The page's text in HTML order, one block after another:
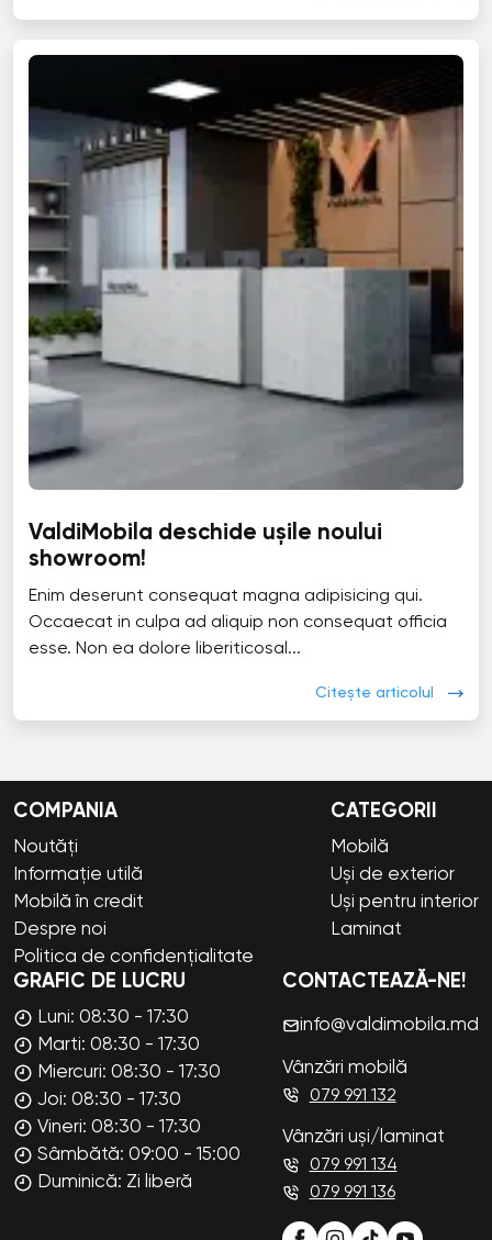
ValdiMobila deschide ușile noului
showroom!
Enim deserunt consequat magna adipisicing qui.
Occaecat in culpa ad aliquip non consequat officia
esse. Non ea dolore liberiticosal...
Citește articolul
COMPANIA
Noutăți
Informație utilă
Mobilă în credit
Despre noi
Politica de confidențialitate
CATEGORII
Mobilă
Uși de exterior
Uși pentru interior
Laminat
GRAFIC DE LUCRU
Luni: 08:30 - 17:30
Marti: 08:30 - 17:30
Miercuri: 08:30 - 17:30
Joi: 08:30 - 17:30
Vineri: 08:30 - 17:30
Sâmbătă: 09:00 - 15:00
Duminică: Zi liberă
CONTACTEAZĂ-NE!
info@valdimobila.md
Vânzări mobilă
079 991 132
Vânzări uși/laminat
079 991 134
079 991 136